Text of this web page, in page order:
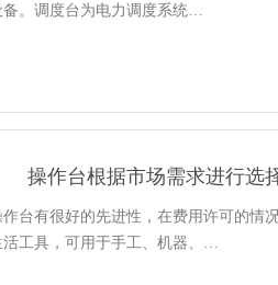
备。调度台为电力调度系统…
操作台根据市场需求进行选
台有很好的先进性，在费用许可的情
工具，可用于手工、机器、…